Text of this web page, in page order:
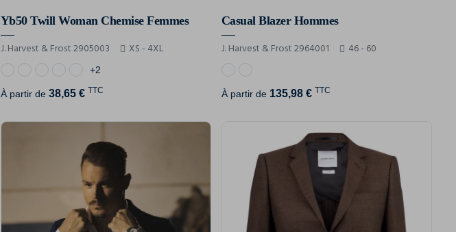
Yb50 Twill Woman Chemise Femmes
J. Harvest & Frost 2905003 XS - 4XL
+2
À partir de 38,65 € TTC
Casual Blazer Hommes
J. Harvest & Frost 2964001 46 - 60
À partir de 135,98 € TTC